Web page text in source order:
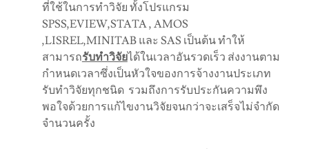
ที่ใช้ในการทำวิจัย ทั้งโปรแกรม
SPSS,EVIEW,STATA , AMOS
,LISREL,MINITAB และ SAS เป็นต้น ทำให้
สามารถรับทำวิจัยได้ในเวลาอันรวดเร็ว ส่งงานตาม
กำหนดเวลาซึ่งเป็นหัวใจของการจ้างงานประเภท
รับทำวิจัยทุกชนิด รวมถึงการรับประกันความพึง
พอใจด้วยการแก้ไขงานวิจัยจนกว่าจะเสร็จไม่จำกัด
จำนวนครั้ง